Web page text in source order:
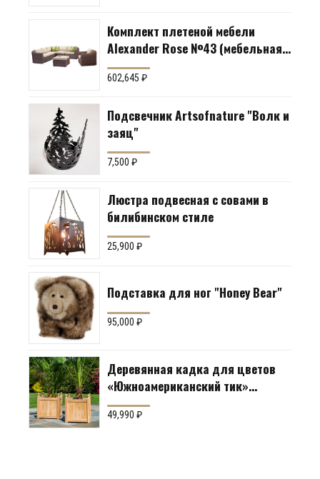
Комплект плетеной мебели
Alexander Rose №43 (мебельная
группа для гостиной или
террасы)
602,645₽
Подсвечник Artsofnature "Волк и
заяц"
7,500₽
Люстра подвесная с совами в
билибинском стиле
25,900₽
Подставка для ног "Honey Bear"
95,000₽
Деревянная кадка для цветов
«Южноамериканский тик»
Производство: Англия
49,990₽